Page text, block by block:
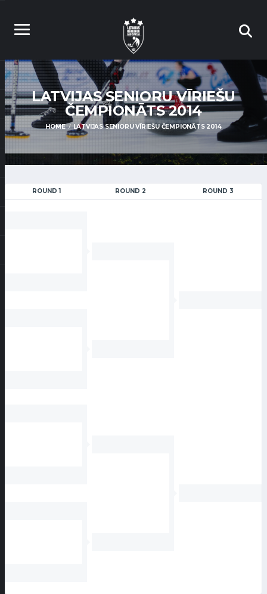
LATVIJAS SENIORU VĪRIEŠU
ČEMPIONĀTS 2014
HOME LATVIJAS SENIORU VĪRIEŠU ČEMPIONĀTS 2014
ROUND 1 ROUND 2 ROUND 3